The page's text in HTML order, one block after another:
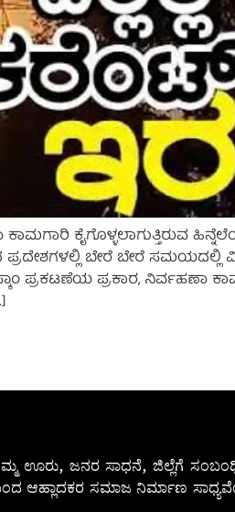
ಕೈಗೊಳ್ಳಲಾಗುತ್ತಿರುವ
ಬೇರೆ ಬೇರೆ ಸಮಯದಲ್ಲಿ
ಪ್ರಕಟಣೆಯ ಪ್ರಕಾರ, ನಿರ್ವಹಣಾ
ಊರು, ಜನರ ಸಾಧನೆ, ಜಿಲ್ಲೆಗೆ
ಆಹ್ಲಾದಕರ ಸಮಾಜ ನಿರ್ಮಾಣ